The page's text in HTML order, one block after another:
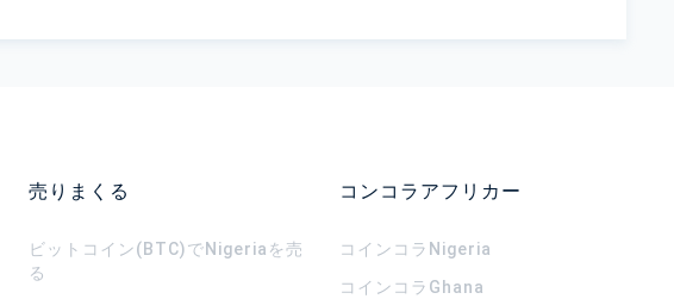
売りまくる
ビットコイン(BTC)でNigeriaを売
る
コンコラアフリカー
コインコラ Nigeria
コインコラ Ghana